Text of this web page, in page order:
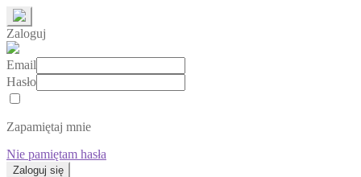
Zaloguj
Email
Hasło
Zapamiętaj mnie
Nie pamiętam hasła